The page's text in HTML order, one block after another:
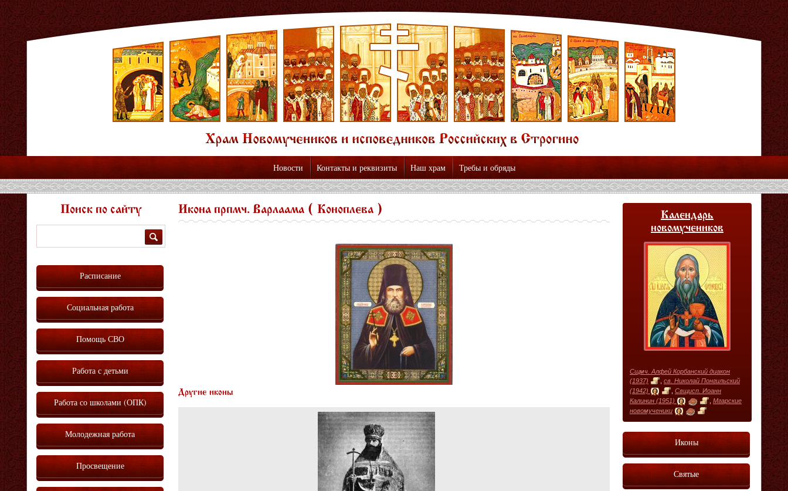
Новости Контакты и реквизиты Наш храм Требы и обряды
Икона прпмч. Варлаама ( Коноплева )
Другие иконы
Поиск по сайту
Расписание
Социальная работа
Помощь СВО
Работа с детьми
Работа со школами (ОПК)
Молодежная работа
Просвещение
Календарь
новомучеников
Сщмч. Алфей Корбанский диакон
(1937)
св. Николай Понгильский
(1942)
Свщисп. Иоанн
Калинин (1951)
Мгарские
новомученики
Иконы
Святые